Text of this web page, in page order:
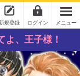
規登録 ログイン メニュー
よ、王子様！